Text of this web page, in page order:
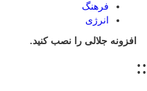
فرهنگ
انرژی
افزونه جلالی را نصب کنید.
::